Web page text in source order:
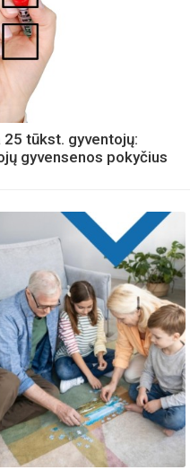
tūkst. gyventojų:
gyvensenos pokyčius